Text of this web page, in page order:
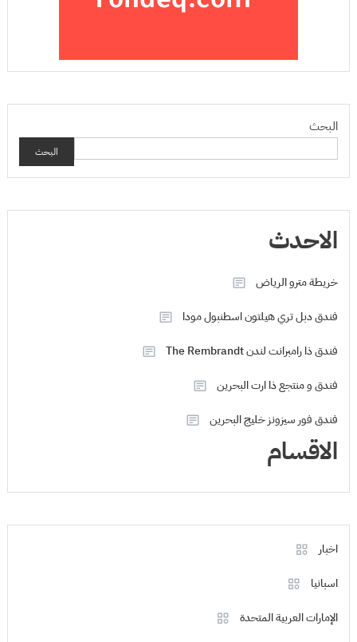
البحث
البحث
الاحدث
خريطة مترو الرياض
فندق دبل تري هيلتون اسطنبول مودا
فندق ذا رامبرانت لندن The Rembrandt
فندق و منتجع ذا ارت البحرين
فندق فور سيزونز خليج البحرين
الاقسام
اخبار
اسبانيا
الإمارات العربية المتحدة